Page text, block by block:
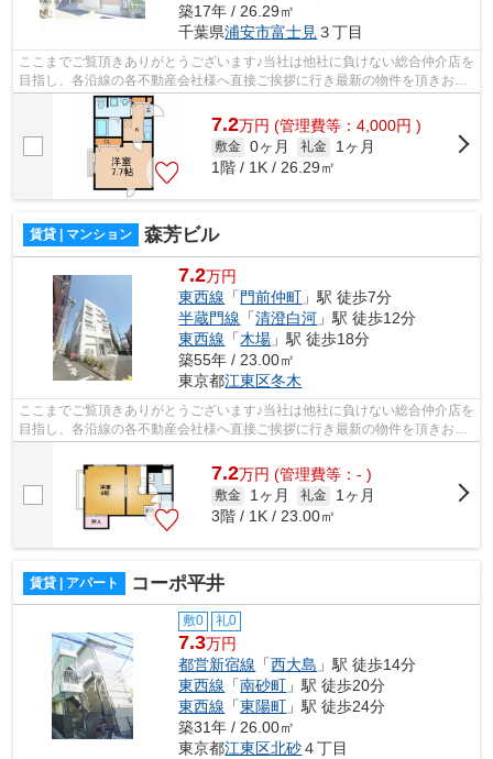
築17年 / 26.29㎡
千葉県浦安市富士見 ３丁目
ここまでご覧頂きありがとうございます♪当社は他社に負けない総合仲介店を
目指し、各沿線の各不動産会社様へ直接ご挨拶に行き最新の物件を頂きお客
様へ提供しております！最新の情報は...
7.2万円 (管理費等：4,000円 )
敷金 0ヶ月 礼金
1ヶ月
1階 / 1K / 26.29㎡
賃貸 | マンション 森芳ビル
7.2万円
東西線 「 門前仲町 」駅 徒歩7分
半蔵門線 「清澄白河 」駅 徒歩12分
東西線 「木場 」駅 徒歩18分
築55年 / 23.00㎡
東京都江東区冬木
ここまでご覧頂きありがとうございます♪当社は他社に負けない総合仲介店を
目指し、各沿線の各不動産会社様へ直接ご挨拶に行き最新の物件を頂きお客
様へ提供しております！最新の情報は...
7.2万円 (管理費等：- )
敷金 1ヶ月 礼金
1ヶ月
3階 / 1K / 23.00㎡
賃貸 | アパート コーポ平井
敷0 礼0
7.3万円
都営新宿線 「西大島 」駅 徒歩14分
東西線 「南砂町 」駅 徒歩20分
東西線 「東陽町 」駅 徒歩24分
築31年 / 26.00㎡
東京都江東区北砂４丁目